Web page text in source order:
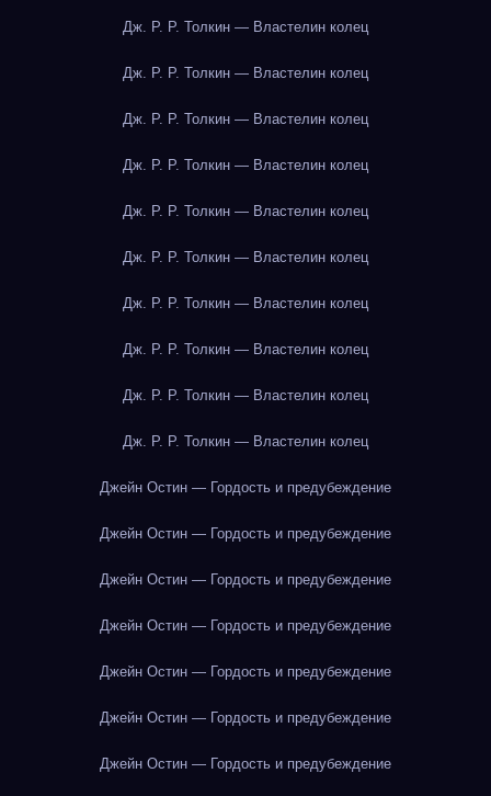
Дж. Р. Р. Толкин — Властелин колец
Дж. Р. Р. Толкин — Властелин колец
Дж. Р. Р. Толкин — Властелин колец
Дж. Р. Р. Толкин — Властелин колец
Дж. Р. Р. Толкин — Властелин колец
Дж. Р. Р. Толкин — Властелин колец
Дж. Р. Р. Толкин — Властелин колец
Дж. Р. Р. Толкин — Властелин колец
Дж. Р. Р. Толкин — Властелин колец
Дж. Р. Р. Толкин — Властелин колец
Джейн Остин — Гордость и предубеждение
Джейн Остин — Гордость и предубеждение
Джейн Остин — Гордость и предубеждение
Джейн Остин — Гордость и предубеждение
Джейн Остин — Гордость и предубеждение
Джейн Остин — Гордость и предубеждение
Джейн Остин — Гордость и предубеждение